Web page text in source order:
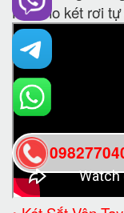
Khi cho két rơi